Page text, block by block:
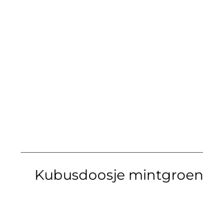
Kubusdoosje mintgroen